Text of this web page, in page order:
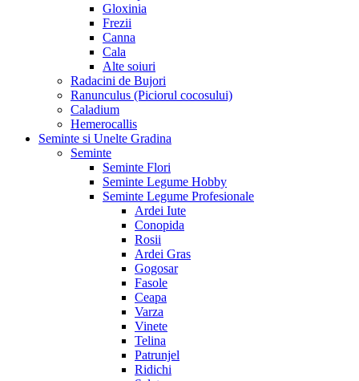
Gloxinia
Frezii
Canna
Cala
Alte soiuri
Radacini de Bujori
Ranunculus (Piciorul cocosului)
Caladium
Hemerocallis
Seminte si Unelte Gradina
Seminte
Seminte Flori
Seminte Legume Hobby
Seminte Legume Profesionale
Ardei Iute
Conopida
Rosii
Ardei Gras
Gogosar
Fasole
Ceapa
Varza
Vinete
Telina
Patrunjel
Ridichi